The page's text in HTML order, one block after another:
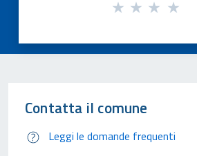
Contatta il comune
Leggi le domande frequenti